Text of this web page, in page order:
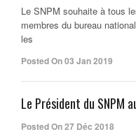
Le SNPM souhaite à tous
membres du bureau
les
Posted On 03 Jan 2019
Le Président du SNPM
Posted On 27 Déc 2018